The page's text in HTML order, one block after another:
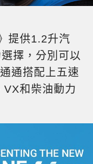
提供1.2升汽
擇，分別可以
通搭配上五速
VX和柴油動力